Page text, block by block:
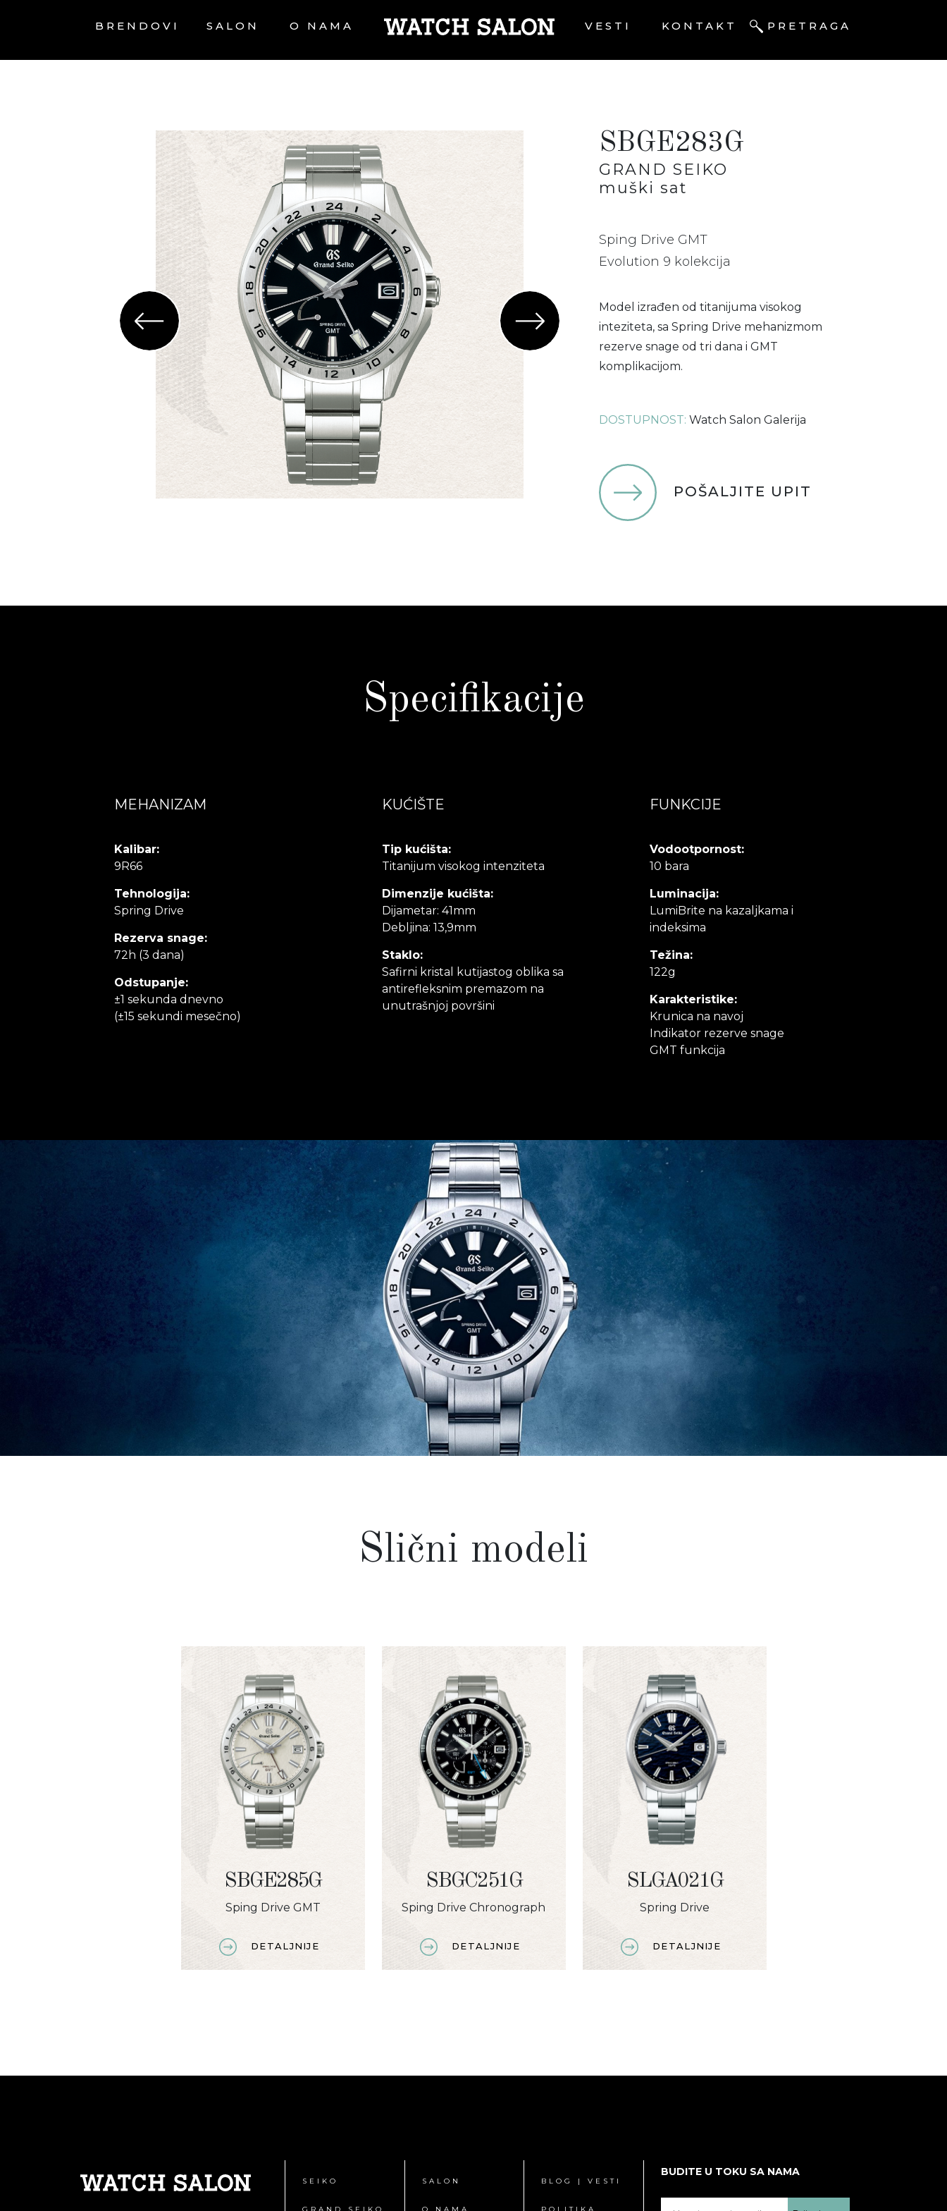
BRENDOVI SALON O NAMA VESTI KONTAKT PRETRAGA
SBGE283G
GRAND SEIKO
muški sat
Sping Drive GMT
Evolution 9 kolekcija
Model izrađen od titanijuma visokog
inteziteta, sa Spring Drive mehanizmom
rezerve snage od tri dana i GMT
komplikacijom.
DOSTUPNOST: Watch Salon Galerija
POŠALJITE UPIT
Specifikacije
MEHANIZAM
Kalibar:
9R66
Tehnologija:
Spring Drive
Rezerva snage:
72h (3 dana)
Odstupanje:
±1 sekunda dnevno
(±15 sekundi mesečno)
KUĆIŠTE
Tip kućišta:
Titanijum visokog intenziteta
Dimenzije kućišta:
Dijametar: 41mm
Debljina: 13,9mm
Staklo:
Safirni kristal kutijastog oblika sa
antirefleksnim premazom na
unutrašnjoj površini
FUNKCIJE
Vodootpornost:
10 bara
Luminacija:
LumiBrite na kazaljkama i
indeksima
Težina:
122g
Karakteristike:
Krunica na navoj
Indikator rezerve snage
GMT funkcija
Slični modeli
SBGE285G
Sping Drive GMT
DETALJNIJE
SBGC251G
Sping Drive Chronograph
DETALJNIJE
SLGA021G
Spring Drive
DETALJNIJE
SEIKO SALON BLOG | VESTI
BUDITE U TOKU SA NAMA